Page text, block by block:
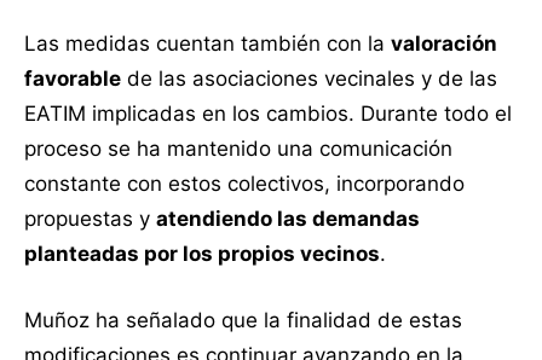
Las medidas cuentan también con la valoración
favorable de las asociaciones vecinales y de las
EATIM implicadas en los cambios. Durante todo el
proceso se ha mantenido una comunicación
constante con estos colectivos, incorporando
propuestas y atendiendo las demandas
planteadas por los propios vecinos.
Muñoz ha señalado que la finalidad de estas
modificaciones es continuar avanzando en la